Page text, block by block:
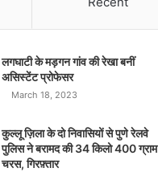
लगघाटी के मड़गन गांव की रेखा बनीं
असिस्टेंट प्रोफेसर
March 18, 2023
कुल्लू ज़िला के दो निवासियों से पुणे रेलवे
पुलिस ने बरामद की 34 किलो 400 ग्राम
चरस, गिरफ़्तार